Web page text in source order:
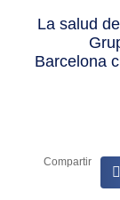
La salud
Barcelona
Compartir